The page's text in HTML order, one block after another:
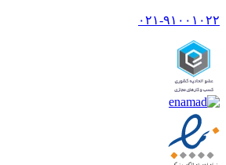
۰۲۱-۹۱۰۰۱۰۲۲